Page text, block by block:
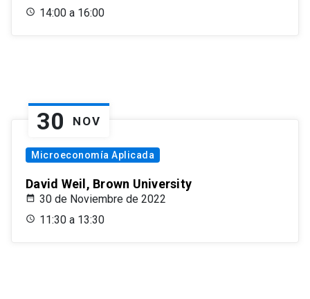
14:00 a 16:00
30 NOV
Microeconomía Aplicada
David Weil, Brown University
30 de Noviembre de 2022
11:30 a 13:30